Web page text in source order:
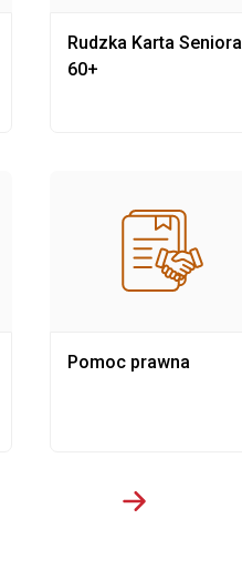
Rudzka Karta Seniora
60+
Pomoc prawna